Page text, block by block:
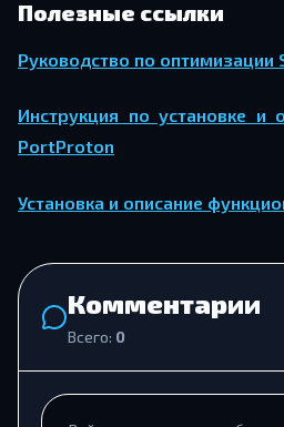
Полезные ссылки
Руководство по оптимизации
Инструкция по установке и
PortProton
Установка и описание
Комментарии
Всего: 0